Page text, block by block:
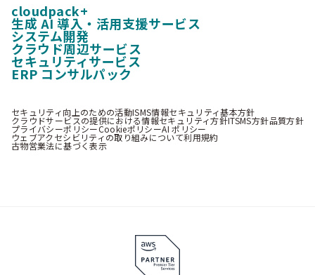
cloudpack+
生成 AI 導入・活用支援サービス
システム開発
クラウド周辺サービス
セキュリティサービス
ERP コンサルパック
セキュリティ向上のための活動ISMS情報セキュリティ基本方針
クラウドサービスの提供における情報セキュリティ方針ITSMS方針品質方針
プライバシーポリシーCookieポリシーAI ポリシー
ウェブアクセシビリティの取り組みについて利用規約
古物営業法に基づく表示